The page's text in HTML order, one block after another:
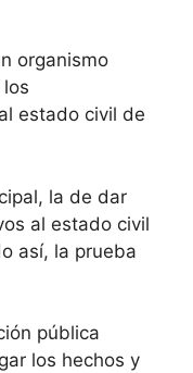
organismo
estado civil de
la de dar
al estado civil
así, la prueba
pública
los hechos y